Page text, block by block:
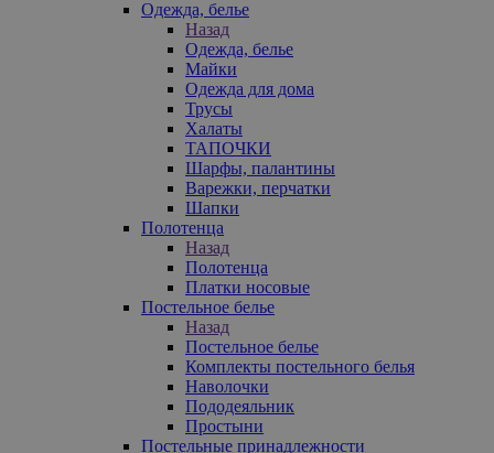
Одежда, белье
Назад
Одежда, белье
Майки
Одежда для дома
Трусы
Халаты
ТАПОЧКИ
Шарфы, палантины
Варежки, перчатки
Шапки
Полотенца
Назад
Полотенца
Платки носовые
Постельное белье
Назад
Постельное белье
Комплекты постельного белья
Наволочки
Пододеяльник
Простыни
Постельные принадлежности